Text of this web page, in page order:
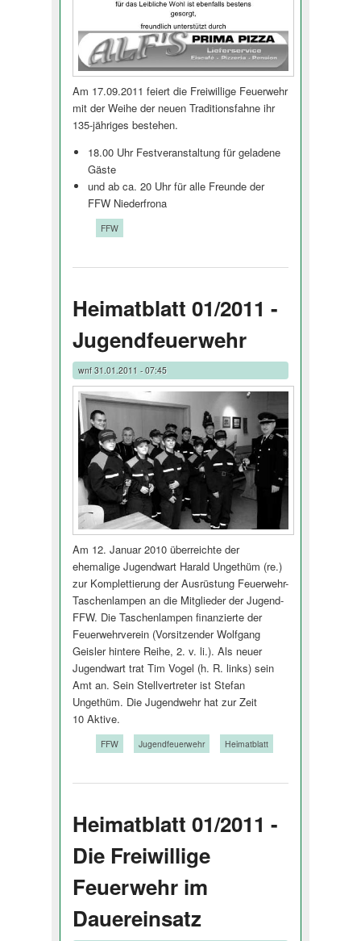
Am 17.09.2011 feiert die Freiwillige Feuerwehr
mit der Weihe der neuen Traditionsfahne ihr
135-jähriges bestehen.
18.00 Uhr Festveranstaltung für geladene
Gäste
und ab ca. 20 Uhr für alle Freunde der
FFW Niederfrona
FFW
Heimatblatt 01/2011 -
Jugendfeuerwehr
wnf31.01.2011 - 07:45
Am 12. Januar 2010 überreichte der
ehemalige Jugendwart Harald Ungethüm (re.)
zur Komplettierung der Ausrüstung Feuerwehr-
Taschenlampen an die Mitglieder der Jugend-
FFW. Die Taschenlampen finanzierte der
Feuerwehrverein (Vorsitzender Wolfgang
Geisler hintere Reihe, 2. v. li.). Als neuer
Jugendwart trat Tim Vogel (h. R. links) sein
Amt an. Sein Stellvertreter ist Stefan
Ungethüm. Die Jugendwehr hat zur Zeit
10 Aktive.
FFW Jugendfeuerwehr Heimatblatt
Heimatblatt 01/2011 -
Die Freiwillige
Feuerwehr im
Dauereinsatz